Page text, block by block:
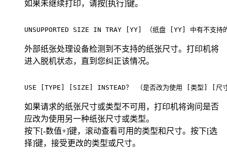
如果未继续打印，请按[执行]键。
UNSUPPORTED SIZE IN
外部纸张处理设备检测到不支持的纸张尺寸。打印机将
进入脱机状态，直到您纠正该情况。
USE [TYPE] [SIZE]
如果请求的纸张尺寸或类型不可用，打印机将询问是否
应改为使用另一种纸张尺寸或类型。
按下[-数值+]键，滚动查看可用的类型和尺寸。按下[选
择]键，接受更改的类型或尺寸。